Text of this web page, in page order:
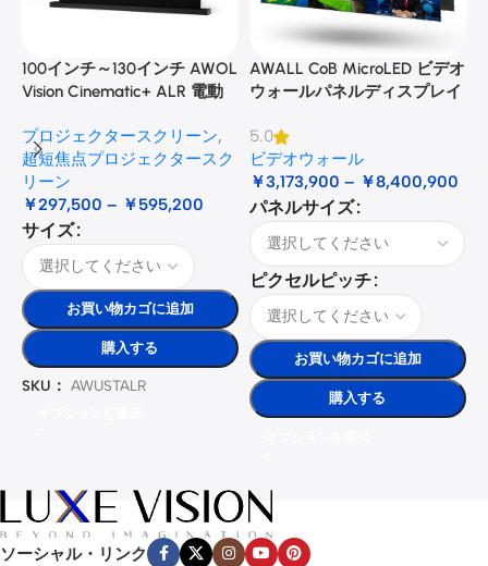
100インチ～130インチ AWOL
Vision Cinematic+ ALR 電動
プロジェクタースクリーン,
超短焦点プロジェクタースク
リーン
￥297,500 – ￥595,200
サイズ
お買い物カゴに追加
購入する
SKU： AWUSTALR
AWALL CoB MicroLED ビデオ
ウォールパネルディスプレイ
5.0
ビデオウォール
￥3,173,900 – ￥8,400,900
パネルサイズ
ピクセルピッチ
お買い物カゴに追加
購入する
ソーシャル・リンク